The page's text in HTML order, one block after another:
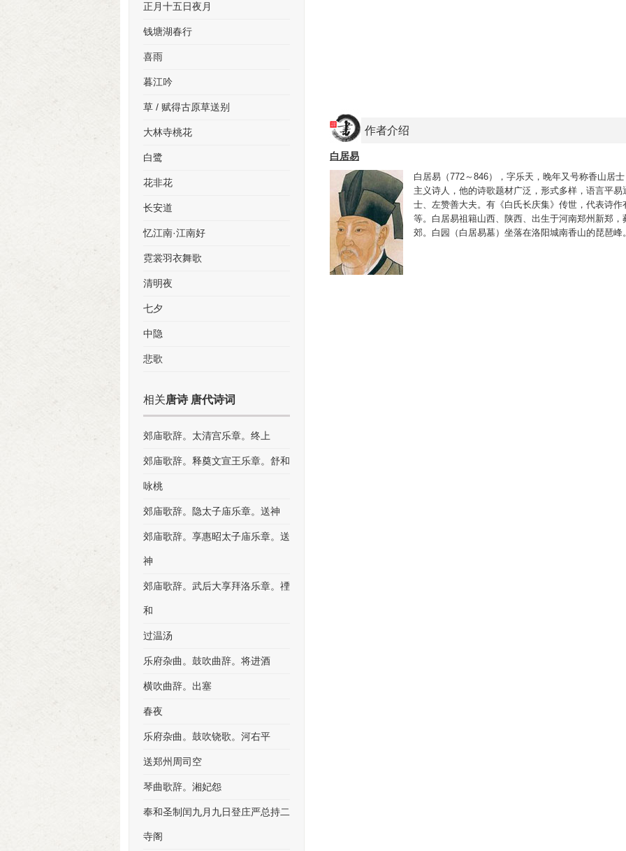
作者介绍
白居易
白居易（772～846），字乐天，晚年又号称香山居
主义诗人，他的诗歌题材广泛，形式多样，语言平易
士、左赞善大夫。有《白氏长庆集》传世，代表诗
等。白居易祖籍山西、陕西、出生于河南郑州新郑
郊。白园（白居易墓）坐落在洛阳城南香山的琵琶峰
正月十五日夜月
钱塘湖春行
喜雨
暮江吟
草 / 赋得古原草送别
大林寺桃花
白鹭
花非花
长安道
忆江南·江南好
霓裳羽衣舞歌
清明夜
七夕
中隐
悲歌
相关唐诗 唐代诗词
郊庙歌辞。太清宫乐章。终上
郊庙歌辞。释奠文宣王乐章。舒和
咏桃
郊庙歌辞。隐太子庙乐章。送神
郊庙歌辞。享惠昭太子庙乐章。送
神
郊庙歌辞。武后大享拜洛乐章。禋
和
过温汤
乐府杂曲。鼓吹曲辞。将进酒
横吹曲辞。出塞
春夜
乐府杂曲。鼓吹铙歌。河右平
送郑州周司空
琴曲歌辞。湘妃怨
奉和圣制闰九月九日登庄严总持二
寺阁